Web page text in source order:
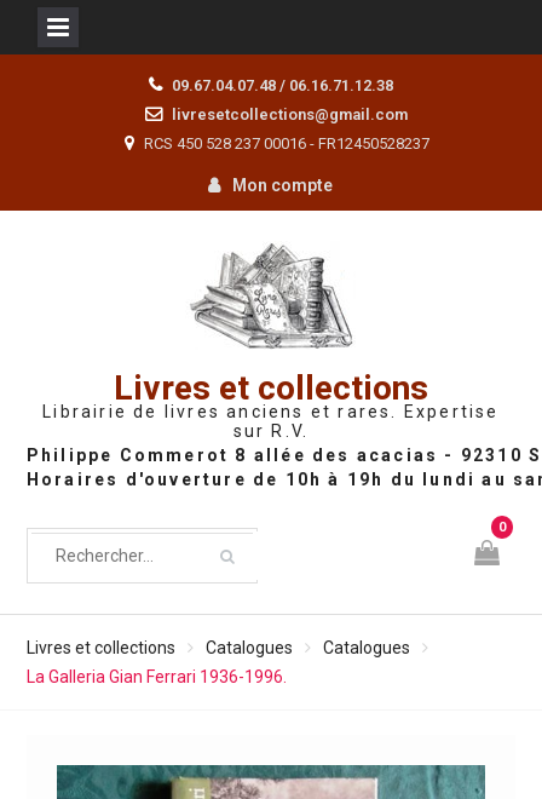
09.67.04.07.48 / 06.16.71.12.38
livresetcollections@gmail.com
RCS 450 528 237 00016 - FR12450528237
Mon compte
Livres et collections
Librairie de livres anciens et rares. Expertise
sur R.V.
0
Livres et collections Catalogues
Catalogues
La Galleria Gian Ferrari 1936-1996.